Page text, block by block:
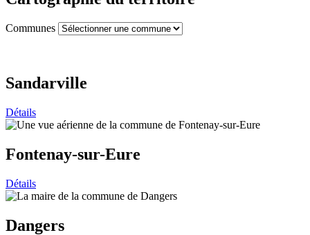
Communes
Sandarville
Détails
Fontenay-sur-Eure
Détails
Dangers